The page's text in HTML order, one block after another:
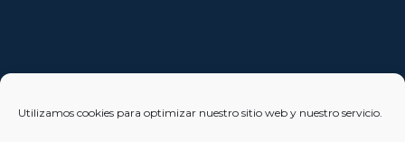
Utilizamos cookies para optimizar nuestro sitio web y nuestro servicio.
Avda. País Valencià nº54, Oficina 23, Alcoy (Alicante)